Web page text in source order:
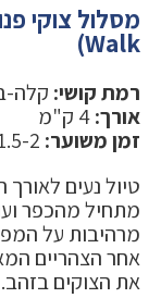
Walk)
רמת קושי: קלה-
אורך:
זמן משוער:
טיול נעים
מתחיל מהכפר
מרהיבות על
אחר הצהריים
את הצוקים בזהב.